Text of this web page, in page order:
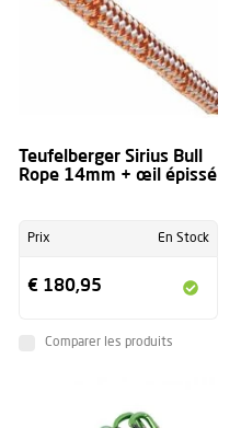
Teufelberger Sirius Bull
Rope 14mm + œil épissé
Prix En Stock
€ 180,95
Comparer les produits